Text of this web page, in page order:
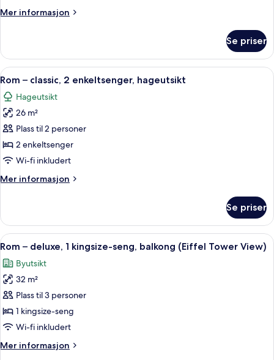
dobbeltseng,
Mer informasjon
Mer
–
classic,
1
hageutsikt
Se priser
Åpne
alle
bildene
av
Rom
–
classic,
enkeltsenger,
Rom – classic, 2 enkeltsenger,
8
Rom – classic, 2 enkeltsenger, hageutsikt
Hageutsikt
26 m²
Plass til 2 personer
2 enkeltsenger
Wi-fi inkludert
Mer informasjon
Mer
–
classic,
2
hageutsikt
Se priser
Åpne
alle
bildene
av
Rom
–
deluxe,
kingsize-
Rom – deluxe, 1 kingsize-seng,
7
Rom – deluxe, 1 kingsize-seng, balkong (Eiffel Tower View)
Byutsikt
32 m²
Plass til 3 personer
1 kingsize-seng
Wi-fi inkludert
Mer informasjon
Mer